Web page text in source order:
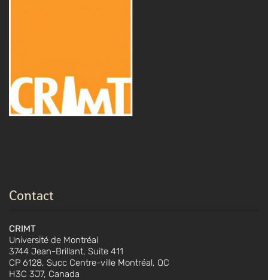
Contact
CRIMT
Université de Montréal
3744 Jean-Brillant, Suite 411
CP 6128, Succ Centre-ville Montréal, QC
H3C 3J7, Canada